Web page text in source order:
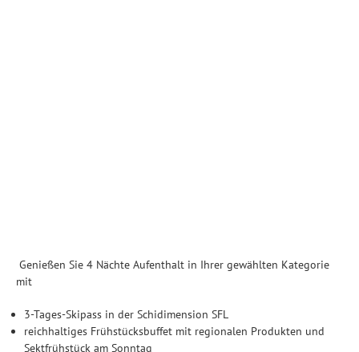
Genießen Sie 4 Nächte Aufenthalt in Ihrer gewählten Kategorie
mit
3-Tages-Skipass in der Schidimension SFL
reichhaltiges Frühstücksbuffet mit regionalen Produkten und
Sektfrühstück am Sonntag